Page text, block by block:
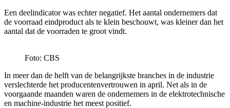
Een deelindicator was echter negatief. Het aantal ondernemers dat
de voorraad eindproduct als te klein beschouwt, was kleiner dan het
aantal dat de voorraden te groot vindt.
Foto: CBS
In meer dan de helft van de belangrijkste branches in de industrie
verslechterde het producentenvertrouwen in april. Net als in de
voorgaande maanden waren de ondernemers in de elektrotechnische
en machine-industrie het meest positief.